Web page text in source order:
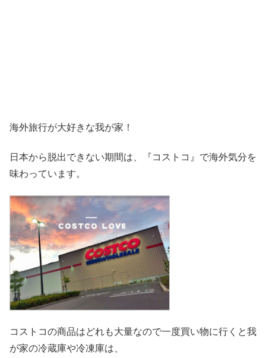
海外旅行が大好きな我が家！
日本から脱出できない期間は、『コストコ』 で海外気分を
味わっています。
コストコの商品はどれも大量なので一度買い物に行くと我
が家の冷蔵庫や冷凍庫は、